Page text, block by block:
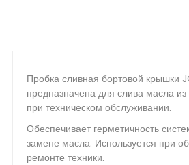
Пробка сливная бортовой крышки
предназначена для слива масла из
при техническом обслуживании.
Обеспечивает герметичность
замене масла. Используется при
ремонте техники.